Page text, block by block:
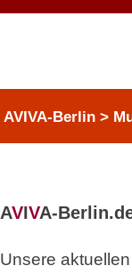
AVIVA-Berlin >
AVIVA-
Unsere